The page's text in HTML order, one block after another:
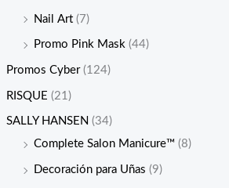
Nail Art (7)
Promo Pink Mask (44)
Promos Cyber (124)
RISQUE (21)
SALLY HANSEN (34)
Complete Salon Manicure™ (8)
Decoración para Uñas (9)